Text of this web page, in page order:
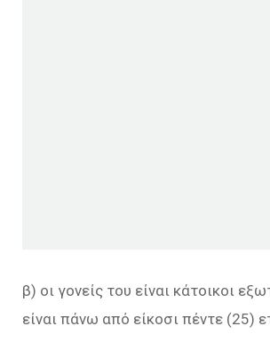
β) οι γονείς του είναι κάτοικοι
είναι πάνω από είκοσι πέντε (25)